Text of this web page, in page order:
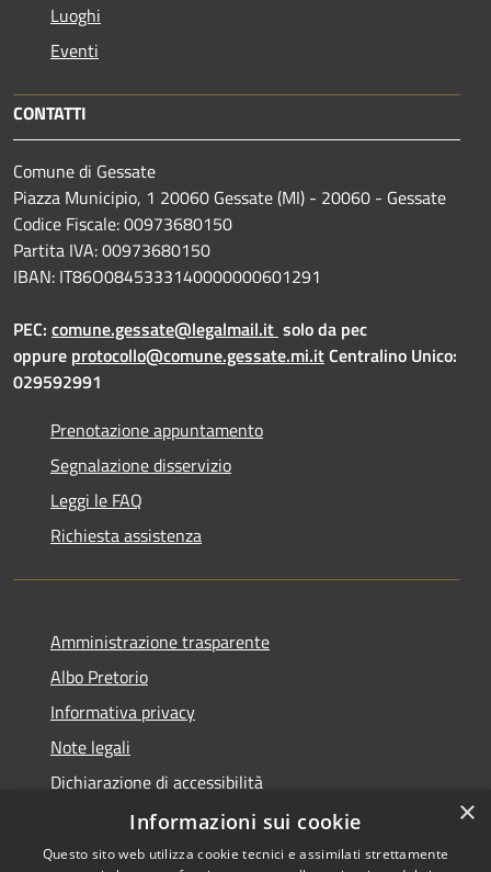
Luoghi
Eventi
CONTATTI
Comune di Gessate
Piazza Municipio, 1 20060 Gessate (MI) - 20060 - Gessate
Codice Fiscale: 00973680150
Partita IVA: 00973680150
IBAN: IT86O0845333140000000601291
PEC: comune.gessate@legalmail.it solo da pec
oppure protocollo@comune.gessate.mi.itCentralino Unico:
029592991
Prenotazione appuntamento
Segnalazione disservizio
Leggi le FAQ
Richiesta assistenza
Amministrazione trasparente
Albo Pretorio
Informativa privacy
Note legali
Dichiarazione di accessibilità
Dichiarazione di accessibilità dal 2025
×
Informazioni sui cookie
Questo sito web utilizza cookie tecnici e assimilati strettamente